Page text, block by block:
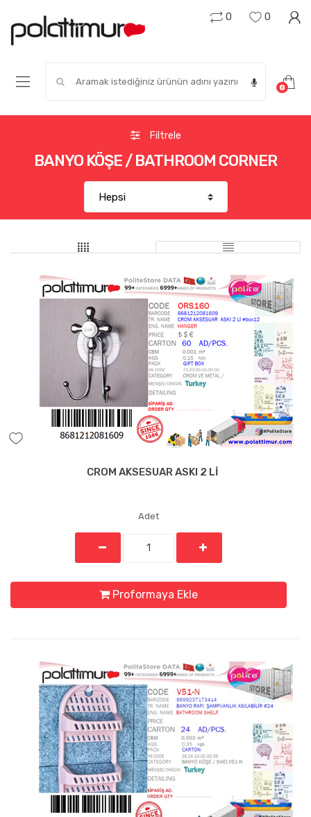
0
0
0
Filtrele
BANYO KÖŞE / BATHROOM CORNER
CROM AKSESUAR ASKI 2 Lİ
Adet
Proformaya Ekle